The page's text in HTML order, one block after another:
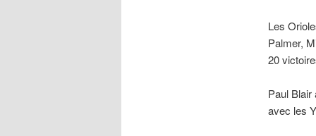
Les
Palmer,
20
Paul
avec les